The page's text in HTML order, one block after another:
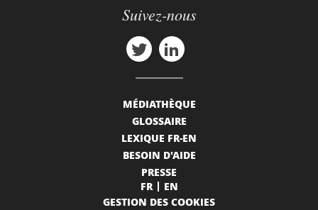
Suivez-nous
MÉDIATHÈQUE
GLOSSAIRE
LEXIQUE FR-EN
BESOIN D'AIDE
PRESSE
FR
EN
GESTION DES COOKIES